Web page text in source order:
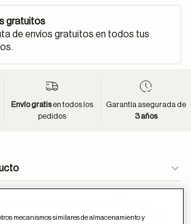
gratuitos
de envíos gratuitos en todos tus
Envío gratisen todos los
pedidos
Garantía asegurada de
3 años
del diseño industrial.Este modelo
mecanismos similares de almacenamiento y